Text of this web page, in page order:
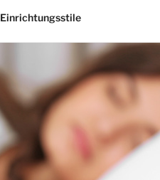
Einrichtungsstile